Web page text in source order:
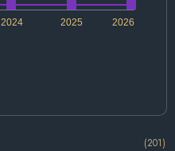
2024 2026
2025
(201)